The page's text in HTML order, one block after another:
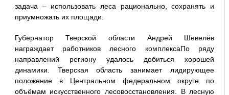
задача – использовать леса рационально, сохранять и
приумножать их площади.
Губернатор Тверской области Андрей Шевелёв
награждает работников лесного комплексаПо ряду
направлений региону удалось добиться хорошей
динамики. Тверская область занимает лидирующее
положение в Центральном федеральном округе по
объёмам искусственного лесовосстановления. В лесную